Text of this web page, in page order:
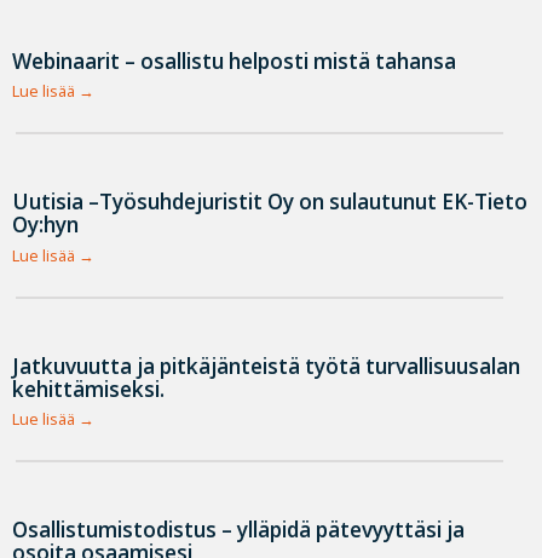
Webinaarit – osallistu helposti mistä tahansa
Lue lisää
Uutisia –Työsuhdejuristit Oy on sulautunut EK-Tieto
Oy:hyn
Lue lisää
Jatkuvuutta ja pitkäjänteistä työtä turvallisuusalan
kehittämiseksi.
Lue lisää
Osallistumistodistus – ylläpidä pätevyyttäsi ja